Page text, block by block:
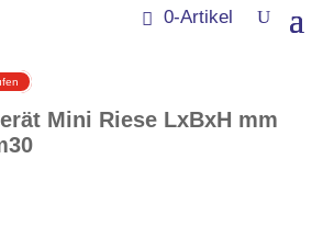
0-Artikel
Mini Riese LxBxH mm